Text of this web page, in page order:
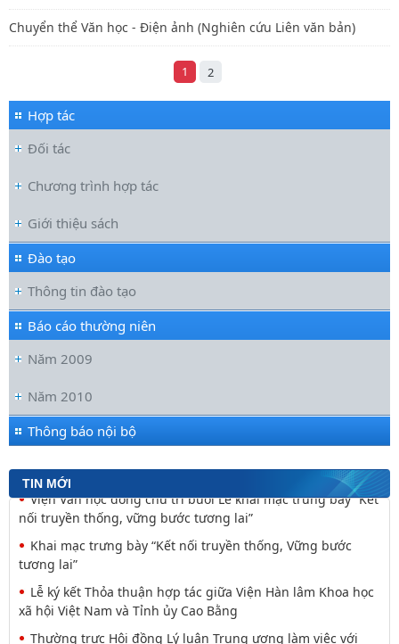
Chuyển thể Văn học - Điện ảnh (Nghiên cứu Liên văn bản)
1 2
Hợp tác
Đối tác
Chương trình hợp tác
Giới thiệu sách
Đào tạo
Thông tin đào tạo
Báo cáo thường niên
Năm 2009
Năm 2010
Thông báo nội bộ
TIN MỚI
Đối thoại ICWA – VASS lần thứ 6: Thúc đẩy quan hệ Đối tác
Viện Hàn lâm Khoa học xã hội Việt Nam và Học viện Chính
trị và Hành chính quốc gia Lào ký Thỏa
nguyên tắc tâm linh (Một khía cạnh của mã văn hóa
Viện Văn học đồng chủ trì buổi Lễ khai mạc trưng bày “Kết
nối truyền thống, vững bước tương lai”
Khai mạc trưng bày “Kết nối truyền thống, Vững bước
tương lai”
Lễ ký kết Thỏa thuận hợp tác giữa Viện Hàn lâm Khoa học
xã hội Việt Nam và Tỉnh ủy Cao Bằng
Thường trực Hội đồng Lý luận Trung ương làm việc với